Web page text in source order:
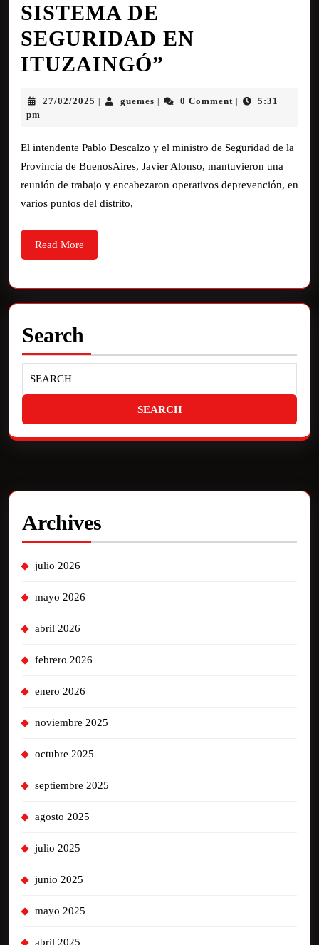
SISTEMA DE
SEGURIDAD EN
ITUZAINGÓ”
27/02/2025 guemes 0 Comment
5:31
pm
El intendente Pablo Descalzo y el ministro de Seguridad de la
Provincia de BuenosAires, Javier Alonso, mantuvieron una
reunión de trabajo y encabezaron operativos deprevención, en
varios puntos del distrito,
Read More
Search
Archives
julio 2026
mayo 2026
abril 2026
febrero 2026
enero 2026
noviembre 2025
octubre 2025
septiembre 2025
agosto 2025
julio 2025
junio 2025
mayo 2025
abril 2025